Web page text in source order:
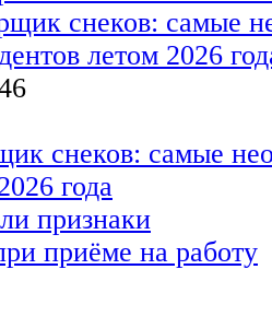
снеков: самые
года